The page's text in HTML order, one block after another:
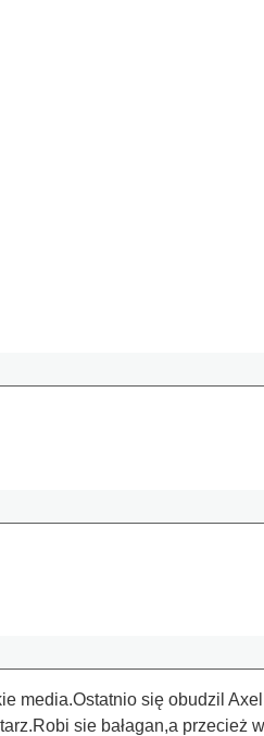
media.Ostatnio się obudzil
sie bałagan,a przecież